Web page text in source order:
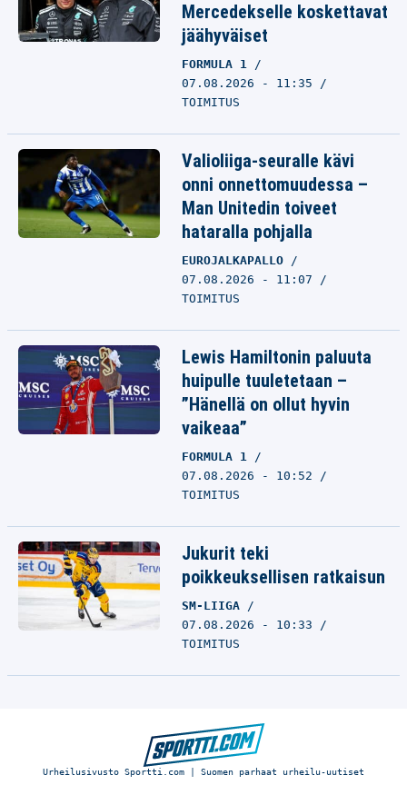
Mercedekselle koskettavat
jäähyväiset
FORMULA 1
07.08.2026 - 11:35
TOIMITUS
Valioliiga-seuralle kävi
onni onnettomuudessa –
Man Unitedin toiveet
hataralla pohjalla
EUROJALKAPALLO
07.08.2026 - 11:07
TOIMITUS
Lewis Hamiltonin paluuta
huipulle tuuletetaan –
”Hänellä on ollut hyvin
vaikeaa”
FORMULA 1
07.08.2026 - 10:52
TOIMITUS
Jukurit teki
poikkeuksellisen ratkaisun
SM-LIIGA
07.08.2026 - 10:33
TOIMITUS
Urheilusivusto Sportti.com | Suomen parhaat urheilu-uutiset